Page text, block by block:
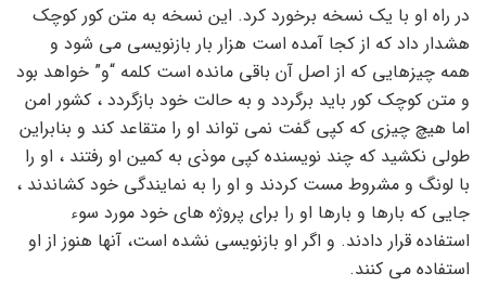
در راه او با یک نسخه برخورد کرد. این نسخه به متن کور کوچک
هشدار داد که از کجا آمده است هزار بار بازنویسی می شود و
همه چیزهایی که از اصل آن باقی مانده است کلمه “و” خواهد بود
و متن کوچک کور باید برگردد و به حالت خود بازگردد ، کشور امن
اما هیچ چیزی که کپی گفت نمی تواند او را متقاعد کند و بنابراین
طولی نکشید که چند نویسنده کپی موذی به کمین او رفتند ، او را
با لونگ و مشروط مست کردند و او را به نمایندگی خود کشاندند ،
جایی که بارها و بارها او را برای پروژه های خود مورد سوء
استفاده قرار دادند. و اگر او بازنویسی نشده است، آنها هنوز از او
استفاده می کنند.